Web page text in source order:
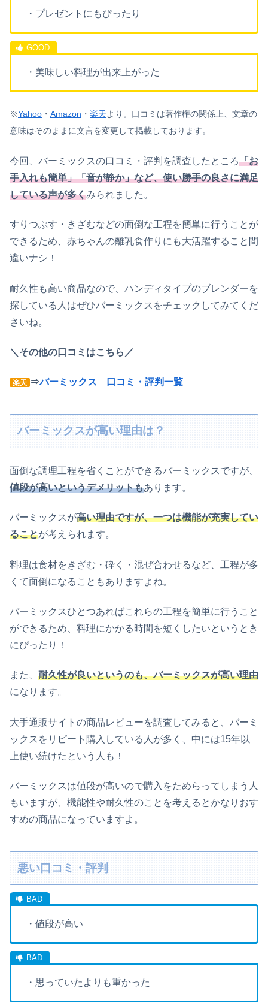
・プレゼントにもぴったり
・美味しい料理が出来上がった
※Yahoo ・ Amazon ・ 楽天より。 口コミは著作権の関係上、文章の
意味はそのままに文言を変更して掲載しております。
今回、バーミックスの口コミ・評判を調査したところ「お
手入れも簡単」「音が静か」など、使い勝手の良さに満足
している声が多くみられました。
すりつぶす・きざむなどの面倒な工程を簡単に行うことが
できるため、赤ちゃんの離乳食作りにも大活躍すること間
違いナシ！
耐久性も高い商品なので、ハンディタイプのブレンダーを
探している人はぜひバーミックスをチェックしてみてくだ
さいね。
＼その他の口コミはこちら／
楽天 ⇒バーミックス 口コミ・評判一覧
バーミックスが高い理由は？
面倒な調理工程を省くことができるバーミックスですが、
値段が高いというデメリットもあります。
バーミックスが高い理由ですが、一つは機能が充実してい
ることが考えられます。
料理は食材をきざむ・砕く・混ぜ合わせるなど、工程が多
くて面倒になることもありますよね。
バーミックスひとつあればこれらの工程を簡単に行うこと
ができるため、料理にかかる時間を短くしたいというとき
にぴったり！
また、 耐久性が良いというのも、バーミックスが高い理由
になります。
大手通販サイトの商品レビューを調査してみると、バーミ
ックスをリピート購入している人が多く、中には15年以
上使い続けたという人も！
バーミックスは値段が高いので購入をためらってしまう人
もいますが、機能性や耐久性のことを考えるとかなりおす
すめの商品になっていますよ。
悪い口コミ・評判
・値段が高い
・思っていたよりも重かった